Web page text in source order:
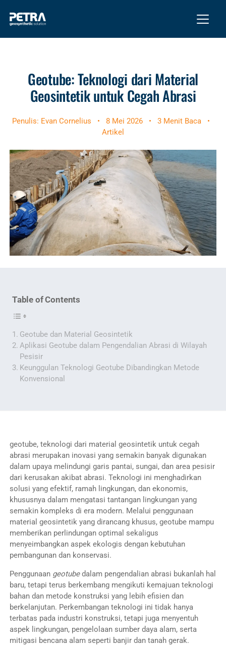
Geotube: Teknologi dari Material
Geosintetik untuk Cegah Abrasi
Penulis: Evan Cornelius • 8 Mei 2026 • 3 Menit Baca
•
Artikel
Table of Contents
Geotube dan Material Geosintetik
Aplikasi Geotube dalam Pengendalian Abrasi di Wilayah
Pesisir
Keunggulan Teknologi Geotube Dibandingkan Metode
Konvensional
geotube, teknologi dari material geosintetik untuk cegah
abrasi merupakan inovasi yang semakin banyak digunakan
dalam upaya melindungi garis pantai, sungai, dan area pesisir
dari kerusakan akibat abrasi. Teknologi ini menghadirkan
solusi yang efektif, ramah lingkungan, dan ekonomis,
khususnya dalam mengatasi tantangan lingkungan yang
semakin kompleks di era modern. Melalui penggunaan
material geosintetik yang dirancang khusus, geotube mampu
memberikan perlindungan optimal sekaligus
menyeimbangkan aspek ekologis dengan kebutuhan
pembangunan dan konservasi.
Penggunaan geotubedalam pengendalian abrasi bukanlah hal
baru, tetapi terus berkembang mengikuti kemajuan teknologi
bahan dan metode konstruksi yang lebih efisien dan
berkelanjutan. Perkembangan teknologi ini tidak hanya
terbatas pada industri konstruksi, tetapi juga menyentuh
aspek lingkungan, pengelolaan sumber daya alam, serta
mitigasi bencana alam seperti banjir dan tanah gerak.